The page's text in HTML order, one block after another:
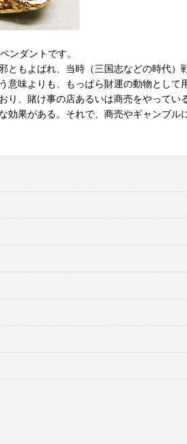
ともよばれ、当時（三国志などの時代）
意味よりも、もっぱら財運の動物として
り、賭け事の店あるいは商売をやって
効果がある。それで、商売やギャンブル